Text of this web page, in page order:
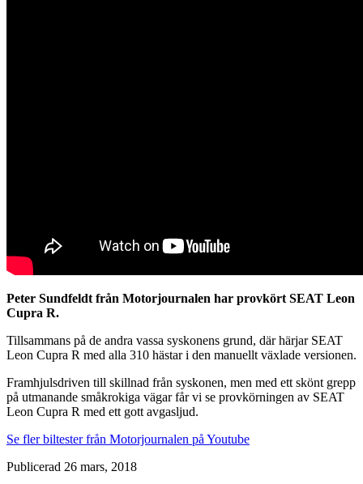
Peter Sundfeldt från Motorjournalen har provkört SEAT Leon
Cupra R.
Tillsammans på de andra vassa syskonens grund, där härjar SEAT
Leon Cupra R med alla 310 hästar i den manuellt växlade versionen.
Framhjulsdriven till skillnad från syskonen, men med ett skönt grepp
på utmanande småkrokiga vägar får vi se provkörningen av SEAT
Leon Cupra R med ett gott avgasljud.
Se fler biltester från Motorjournalen på Youtube
Publicerad 26 mars, 2018